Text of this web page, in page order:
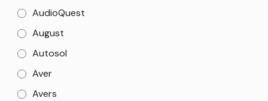
AudioQuest
August
Autosol
Aver
Avers